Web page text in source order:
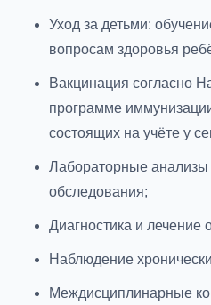
Уход за детьми:
вопросам здоровья
Вакцинация согласно
программе
состоящих на учёте у
Лабораторные анализы
обследования;
Диагностика и лечение
Наблюдение
Междисциплинарные